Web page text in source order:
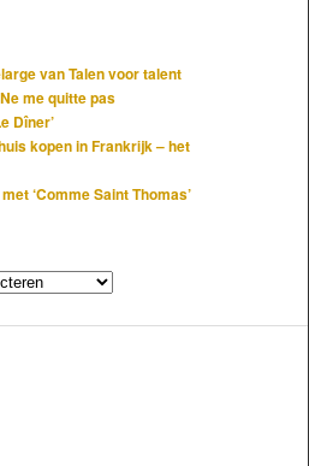
van Talen voor talent
me quitte pas
Dîner’
kopen in Frankrijk – het
‘Comme Saint Thomas’